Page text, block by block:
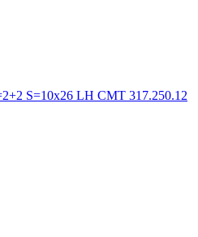
S=10x26 LH CMT 317.250.12